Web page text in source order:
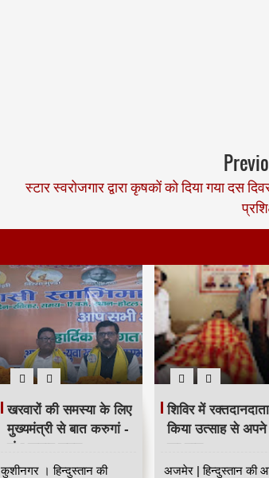
स्टार स्वरोजगार द्वारा कृषकों को दिया गया दस
खरवारों की समस्या के लिए
मुख्यमंत्री से बात करुगां -
शंभू कुमार सुमन
कुशीनगर । हिन्दुस्तान की
शिविर में
किया उत्साह से अपने
का दान
अजमेर | हिन्दुस्तान की